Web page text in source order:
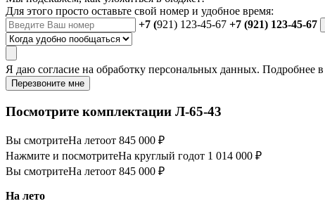
Для этого просто оставьте свой номер и удобное время:
+7 (921) 123-45-67 +7 (921) 123-45-67
Я даю согласие на обработку персональных данных. Подробнее в
Перезвоните мне
Посмотрите комплектации Л-65-43
Вы смотритеНа летоот 845 000 ₽
Нажмите и посмотритеНа круглый годот 1 014 000 ₽
Вы смотритеНа летоот 845 000 ₽
На лето